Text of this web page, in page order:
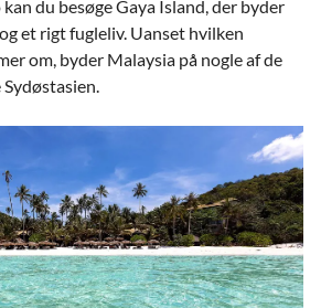
væsentligste
bydel
du besøge Gaya Island, der byder
et rigt fugleliv. Uanset hvilken
om, byder Malaysia på nogle af de